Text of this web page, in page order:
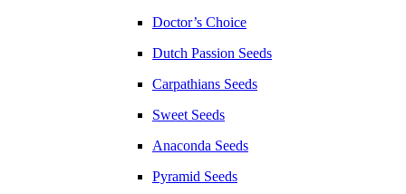
Doctor’s Choice
Dutch Passion Seeds
Carpathians Seeds
Sweet Seeds
Anaconda Seeds
Pyramid Seeds